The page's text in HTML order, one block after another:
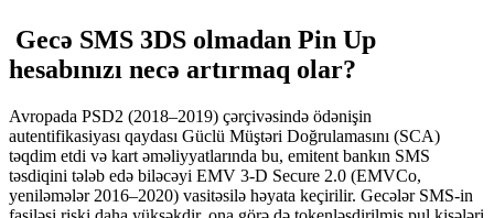
Gecə SMS 3DS olmadan Pin Up
hesabınızı necə artırmaq olar?
Avropada PSD2 (2018–2019) çərçivəsində ödənişin
autentifikasiyası qaydası Güclü Müştəri Doğrulamasını (SCA)
təqdim etdi və kart əməliyyatlarında bu, emitent bankın SMS
təsdiqini tələb edə biləcəyi EMV 3-D Secure 2.0 (EMVCo,
yeniləmələr 2016–2020) vasitəsilə həyata keçirilir. Gecələr SMS-in